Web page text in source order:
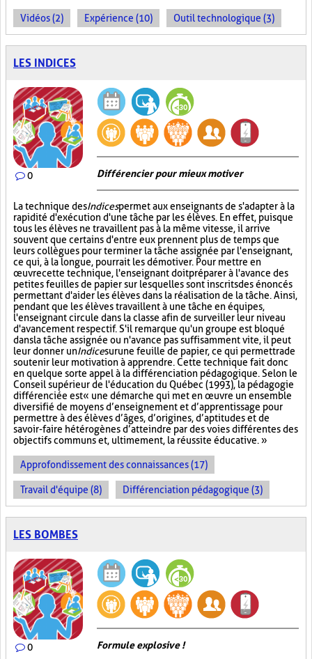
Vidéos (2) Expérience (10) Outil technologique (3)
LES INDICES
0 Différencier pour mieux motiver
La technique desIndicespermet aux enseignants de s'adapter à la
rapidité d'exécution d'une tâche par les élèves. En effet, puisque
tous les élèves ne travaillent pas à la même vitesse, il arrive
souvent que certains d'entre eux prennent plus de temps que
leurs collègues pour terminer la tâche assignée par l'enseignant,
ce qui, à la longue, pourrait les démotiver. Pour mettre en
œuvre cette technique, l'enseignant doit préparer à l'avance des
petites feuilles de papier sur lesquelles sont inscrits des énoncés
permettant d'aider les élèves dans la réalisation de la tâche. Ainsi,
pendant que les élèves travaillent à une tâche en équipes,
l'enseignant circule dans la classe afin de surveiller leur niveau
d'avancement respectif. S'il remarque qu'un groupe est bloqué
dans la tâche assignée ou n'avance pas suffisamment vite, il peut
leur donner unIndicesurune feuille de papier, ce qui permettra de
soutenir leur motivation à apprendre. Cette technique fait donc
en quelque sorte appel à la différenciation pédagogique. Selon le
Conseil supérieur de l'éducation du Québec (1993), la pédagogie
différenciée est « une démarche qui met en œuvre un ensemble
diversifié de moyens d’enseignement et d’apprentissage pour
permettre à des élèves d’âges, d’origines, d’aptitudes et de
savoir-faire hétérogènes d’atteindre par des voies différentes des
objectifs communs et, ultimement, la réussite éducative. »
Approfondissement des connaissances (17)
Travail d'équipe (8) Différenciation pédagogique (3)
LES BOMBES
0 Formule explosive !